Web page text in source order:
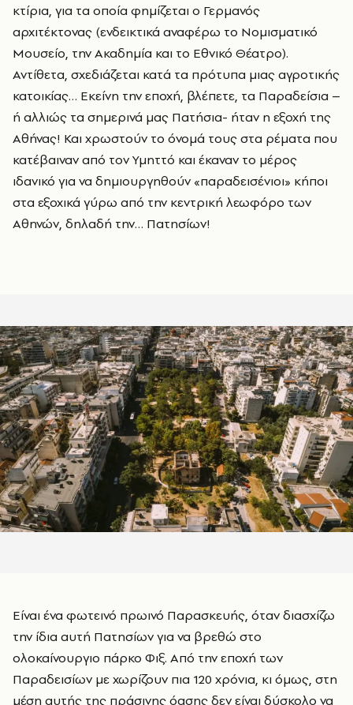
κτίρια, για τα οποία φημίζεται ο Γερμανός
αρχιτέκτονας (ενδεικτικά αναφέρω το Νομισματικό
Μουσείο, την Ακαδημία και το Εθνικό Θέατρο).
Αντίθετα, σχεδιάζεται κατά τα πρότυπα μιας αγροτικής
κατοικίας… Εκείνη την εποχή, βλέπετε, τα Παραδείσια –
ή αλλιώς τα σημερινά μας Πατήσια- ήταν η εξοχή της
Αθήνας! Και χρωστούν το όνομά τους στα ρέματα που
κατέβαιναν από τον Υμηττό και έκαναν το μέρος
ιδανικό για να δημιουργηθούν «παραδεισένιοι» κήποι
στα εξοχικά γύρω από την κεντρική λεωφόρο των
Αθηνών, δηλαδή την… Πατησίων!
Είναι ένα φωτεινό πρωινό Παρασκευής, όταν διασχίζω
την ίδια αυτή Πατησίων για να βρεθώ στο
ολοκαίνουργιο πάρκο Φιξ. Από την εποχή των
Παραδεισίων με χωρίζουν πια 120 χρόνια, κι όμως, στη
μέση αυτής της πράσινης όασης δεν είναι δύσκολο να